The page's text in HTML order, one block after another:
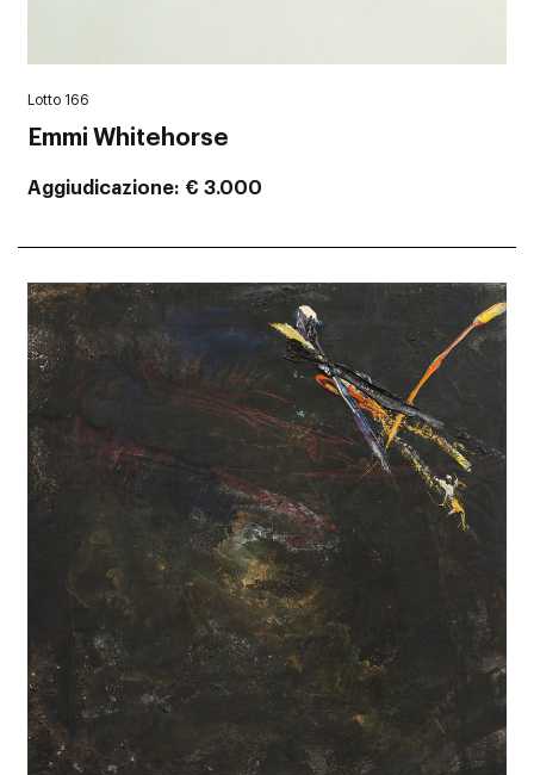
Lotto 166
Emmi Whitehorse
Aggiudicazione € 3.000